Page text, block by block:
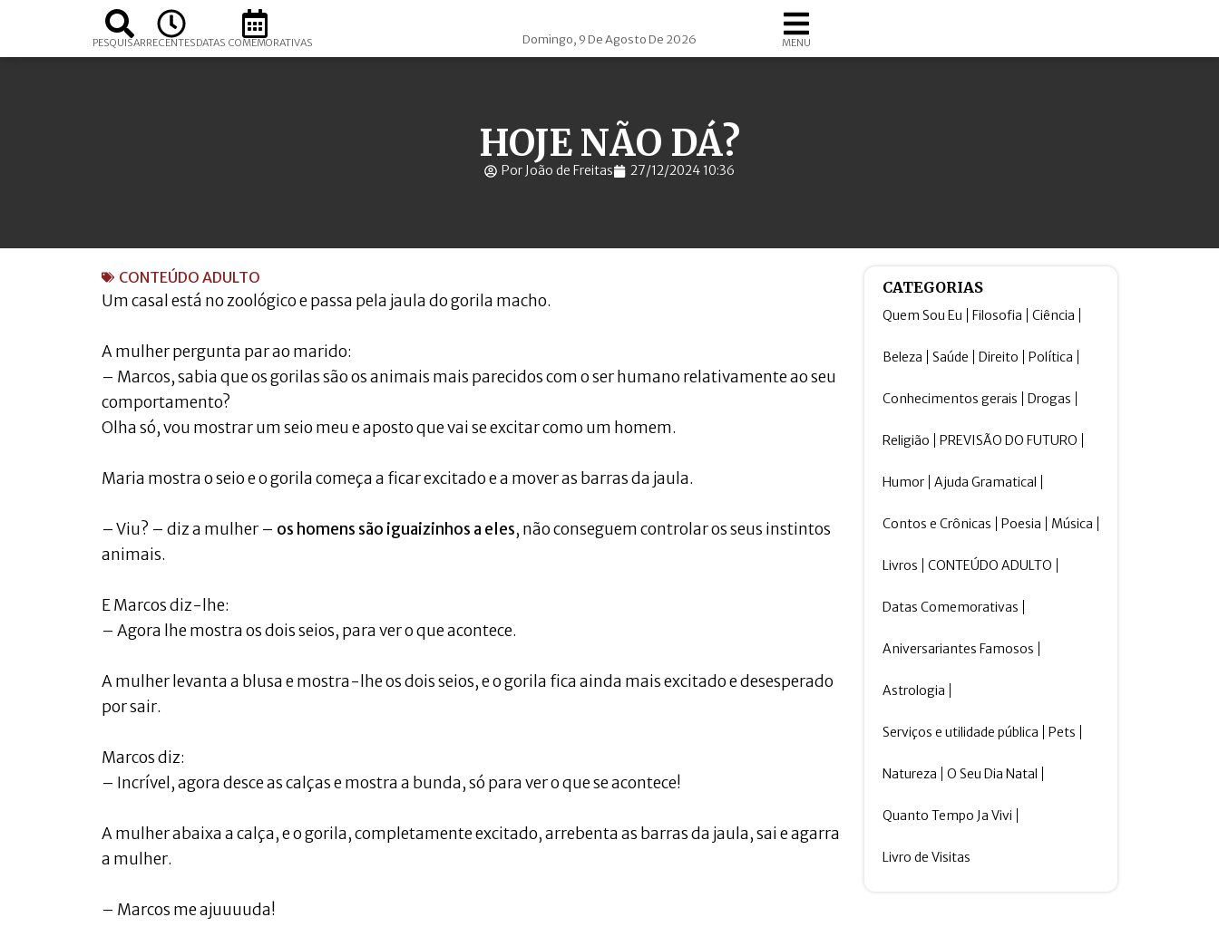
PESQUISARRECENTESDATAS COMEMORATIVAS Domingo, 9 De Agosto De 2026 MENU
HOJE NÃO DÁ?
Por João de Freitas 27/12/2024 10:36
CONTEÚDO ADULTO
Um casal está no zoológico e passa pela jaula do gorila macho.
A mulher pergunta par ao marido:
– Marcos, sabia que os gorilas são os animais mais parecidos com o ser humano relativamente ao seu
comportamento?
Olha só, vou mostrar um seio meu e aposto que vai se excitar como um homem.
Maria mostra o seio e o gorila começa a ficar excitado e a mover as barras da jaula.
– Viu? – diz a mulher – os homens são iguaizinhos a eles, não conseguem controlar os seus instintos
animais.
E Marcos diz-lhe:
– Agora lhe mostra os dois seios, para ver o que acontece.
A mulher levanta a blusa e mostra-lhe os dois seios, e o gorila fica ainda mais excitado e desesperado
por sair.
Marcos diz:
– Incrível, agora desce as calças e mostra a bunda, só para ver o que se acontece!
A mulher abaixa a calça, e o gorila, completamente excitado, arrebenta as barras da jaula, sai e agarra
a mulher.
– Marcos me ajuuuuda!
CATEGORIAS
Quem Sou Eu Filosofia Ciência
Beleza Saúde Direito Política
Conhecimentos gerais Drogas
Religião PREVISÃO DO FUTURO
Humor Ajuda Gramatical
Contos e Crônicas Poesia Música
Livros CONTEÚDO ADULTO
Datas Comemorativas
Aniversariantes Famosos
Astrologia
Serviços e utilidade pública Pets
Natureza O Seu Dia Natal
Quanto Tempo Ja Vivi
Livro de Visitas